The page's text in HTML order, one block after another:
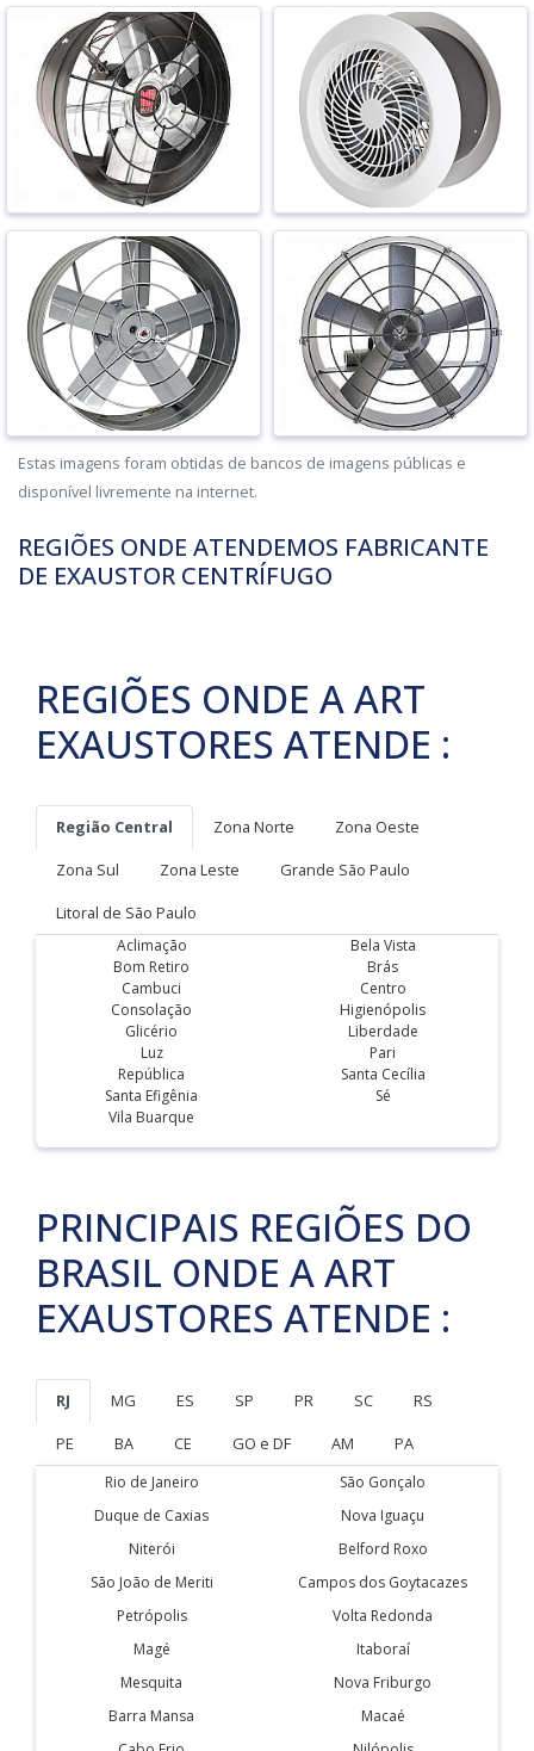
Estas imagens foram obtidas de bancos de imagens públicas e
disponível livremente na internet.
REGIÕES ONDE ATENDEMOS FABRICANTE
DE EXAUSTOR CENTRÍFUGO
REGIÕES ONDE A ART
EXAUSTORES ATENDE :
Região Central Zona Norte
Zona Oeste
Zona Sul
Zona Leste
Grande São Paulo
Litoral de São Paulo
Aclimação
Bela Vista
Bom Retiro
Brás
Cambuci
Centro
Consolação
Higienópolis
Glicério
Liberdade
Luz
Pari
República
Santa Cecília
Santa Efigênia
Sé
Vila Buarque
PRINCIPAIS REGIÕES DO
BRASIL ONDE A ART
EXAUSTORES ATENDE :
RJ MG ES SP PR SC
RS
PE
BA CE GO e DF AM PA
Rio de Janeiro
São Gonçalo
Duque de Caxias
Nova Iguaçu
Niterói
Belford Roxo
São João de Meriti
Campos dos Goytacazes
Petrópolis
Volta Redonda
Magé
Itaboraí
Mesquita
Nova Friburgo
Barra Mansa
Macaé